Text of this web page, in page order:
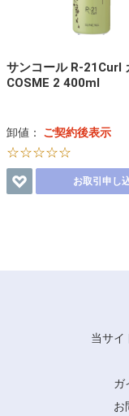
サンコール R-21Curl
COSME 2 400ml
卸値： ご契約後表示
☆☆☆☆☆
お取引申し
当サイ
ガ
お